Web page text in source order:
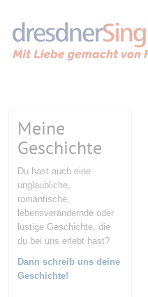
Meine
Geschichte
Du hast auch eine
unglaubliche,
romantische,
lebensverändernde oder
lustige Geschichte, die
du bei uns erlebt hast?
Dann schreib uns deine
Geschichte!